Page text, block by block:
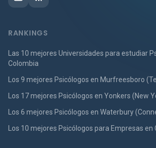
RANKINGS
Las 10 mejores Universidades para estudiar
Colombia
Los 9 mejores Psicólogos en Murfreesboro
Los 17 mejores Psicólogos en Yonkers (New
Los 6 mejores Psicólogos en Waterbury
Los 10 mejores Psicólogos para Empresas en